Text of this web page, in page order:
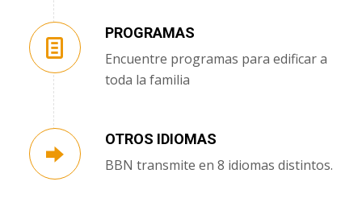
PROGRAMAS
Encuentre programas para edificar a
toda la familia
OTROS IDIOMAS
BBN transmite en 8 idiomas distintos.